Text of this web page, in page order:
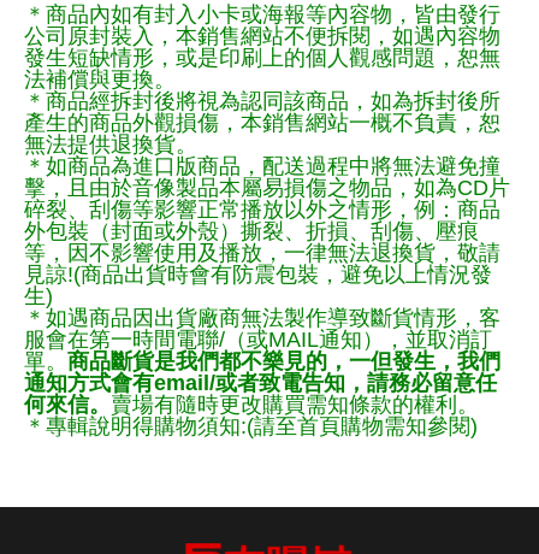
＊商品內如有封入小卡或海報等內容物，皆由發行
公司原封裝入，本銷售網站不便拆閱，如遇內容物
發生短缺情形，或是印刷上的個人觀感問題，恕無
法補償與更換。
＊商品經拆封後將視為認同該商品，如為拆封後所
產生的商品外觀損傷，本銷售網站一概不負責，恕
無法提供退換貨。
＊如商品為進口版商品，配送過程中將無法避免撞
擊，且由於音像製品本屬易損傷之物品，如為CD片
碎裂、刮傷等影響正常播放以外之情形，例：商品
外包裝（封面或外殼）撕裂、折損、刮傷、壓痕
等，因不影響使用及播放，一律無法退換貨，敬請
見諒!(商品出貨時會有防震包裝，避免以上情況發
生)
＊如遇商品因出貨廠商無法製作導致斷貨情形，客
服會在第一時間電聯/（或MAIL通知），並取消訂
單。 商品斷貨是我們都不樂見的，一但發生，我們
通知方式會有email/或者致電告知，請務必留意任
何來信。 賣場有隨時更改購買需知條款的權利。
＊專輯說明得購物須知:(請至首頁購物需知參閱)